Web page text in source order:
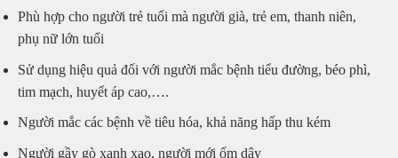
Phù hợp cho người trẻ tuổi mà người già, trẻ em, thanh niên,
phụ nữ lớn tuổi
Sử dụng hiệu quả đối với người mắc bệnh tiểu đường, béo phì,
tim mạch, huyết áp cao,….
Người mắc các bệnh về tiêu hóa, khả năng hấp thu kém
Người gầy gò xanh xao, người mới ốm dậy